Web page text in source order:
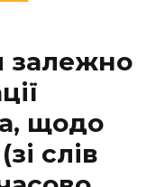
залежно
щодо
слів